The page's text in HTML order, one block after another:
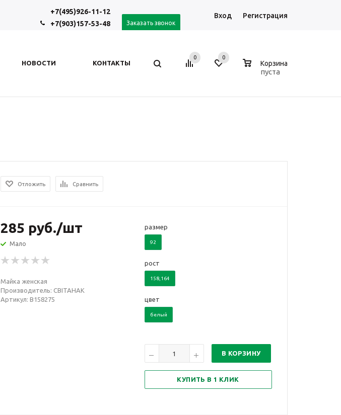
+7(495)926-11-12
+7(903)157-53-48
Заказать звонок
Вход Регистрация
НОВОСТИ КОНТАКТЫ
0 0
Корзина
пуста
Отложить Сравнить
285 руб./шт
Мало
Майка женская
Производитель: СВIТАНАК
Артикул: В158275
размер
92
рост
158,164
цвет
белый
В КОРЗИНУ
КУПИТЬ В 1 КЛИК